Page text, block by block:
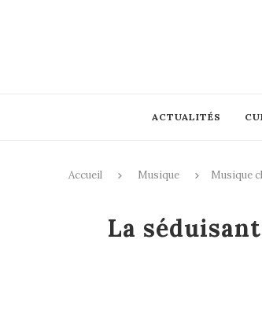
ACTUALITÉS
Accueil Musique Musique
La